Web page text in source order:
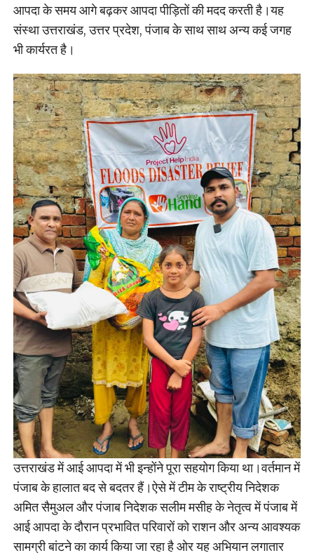
आपदा के समय आगे बढ़कर आपदा पीड़ितों की मदद करती है।यह
संस्था उत्तराखंड, उत्तर प्रदेश, पंजाब के साथ साथ अन्य कई जगह
भी कार्यरत है।
उत्तराखंड में आई आपदा में भी इन्होंने पूरा सहयोग किया था।वर्तमान में
पंजाब के हालात बद से बदतर हैं।ऐसे में टीम के राष्ट्रीय निदेशक
अमित सैमुअल और पंजाब निदेशक सलीम मसीह के नेतृत्व में पंजाब में
आई आपदा के दौरान प्रभावित परिवारों को राशन और अन्य आवश्यक
सामग्री बांटने का कार्य किया जा रहा है ओर यह अभियान लगातार